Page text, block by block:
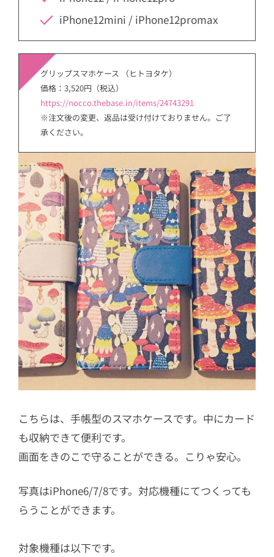
iPhone12mini / iPhone12promax
グリップスマホケース （ヒトヨタケ）
価格：3,520円（税込）
https://nocco.thebase.in/items/24743291
※注文後の変更、返品は受け付けておりません。ご了
承ください。
こちらは、手帳型のスマホケースです。中にカード
も収納できて便利です。
画面をきのこで守ることができる。こりゃ安心。
写真はiPhone6/7/8です。対応機種にてつくっても
らうことができます。
対象機種は以下です。